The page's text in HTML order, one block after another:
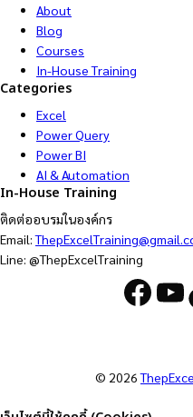
About
Blog
Courses
In-House Training
Categories
Excel
Power Query
Power BI
AI & Automation
In-House Training
ติดต่ออบรมในองค์กร
Email:
Line: @ThepExcelTraining
Facebook YouTube
© 2026